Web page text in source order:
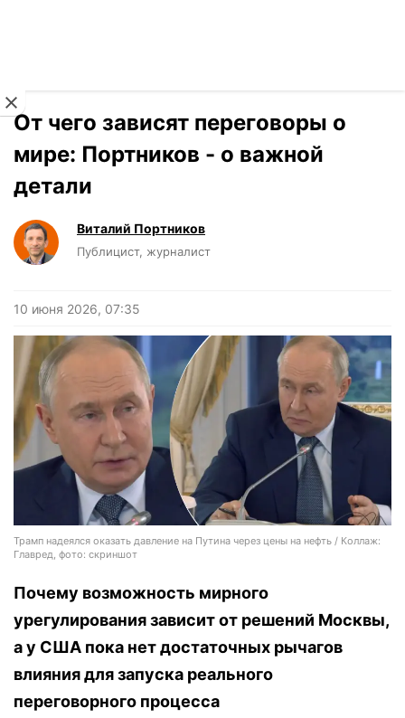
От чего зависят переговоры о
мире: Портников - о важной
детали
Виталий Портников
Публицист, журналист
10 июня 2026, 07:35
Трамп надеялся оказать давление на Путина через цены на нефть / Коллаж:
Главред, фото: скриншот
Почему возможность мирного
урегулирования зависит от решений Москвы,
а у США пока нет достаточных рычагов
влияния для запуска реального
переговорного процесса